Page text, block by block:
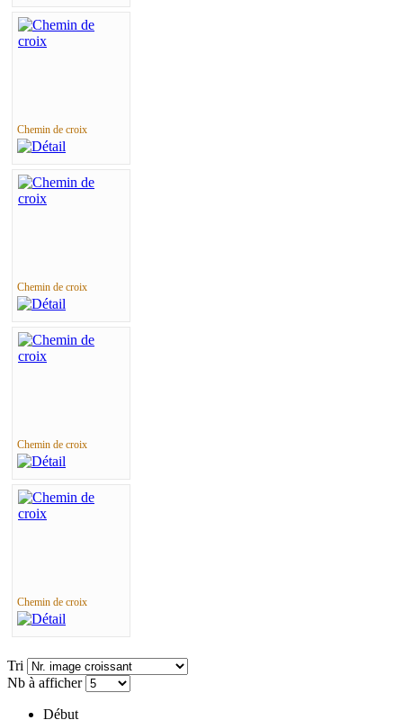
Chemin de croix
Chemin de croix
Chemin de croix
Chemin de croix
Tri
Nb à afficher
Début